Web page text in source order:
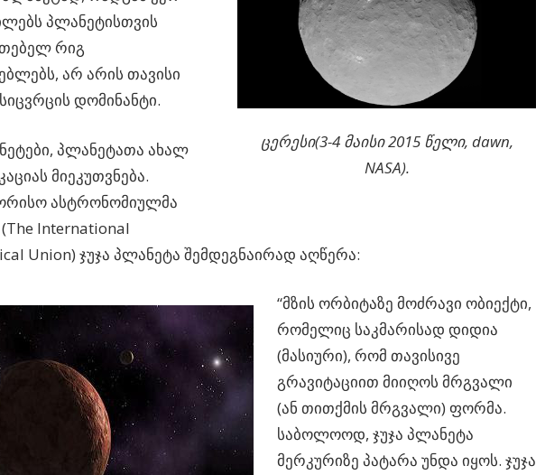
ცერესი(3-4 მაისი 2015 წელი, dawn,
NASA).
პლანეტისთვის
რიგ
არ არის თავისი
დომინანტი.
პლანეტათა ახალ
მიეკუთვნება.
ასტრონომიულმა
International
Union) ჯუჯა პლანეტა შემდეგნაირად აღწერა:
“მზის ორბიტაზე მოძრავი ობიექტი,
რომელიც საკმარისად დიდია
(მასიური), რომ თავისივე
გრავიტაციით მიიღოს მრგვალი
(ან თითქმის მრგვალი) ფორმა.
საბოლოოდ, ჯუჯა პლანეტა
მერკურიზე პატარა უნდა იყოს. ჯუჯა